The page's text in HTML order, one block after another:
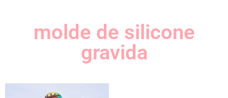
molde de silicone
gravida